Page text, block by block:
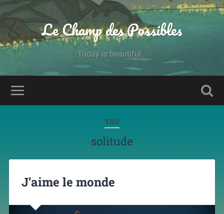
Le Champ des Possibles
Today is beautiful...
TAG
solitude
J’aime le monde